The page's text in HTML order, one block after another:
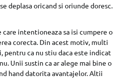
deplasa oricand si oriunde doresc.
care intentioneaza sa isi cumpere o
corecta. Din acest motiv, multi
pentru ca nu stiu daca este indicat
Unii sustin ca ar alege mai bine o
hand datorita avantajelor. Altii